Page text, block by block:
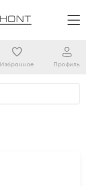
Избранное Профиль